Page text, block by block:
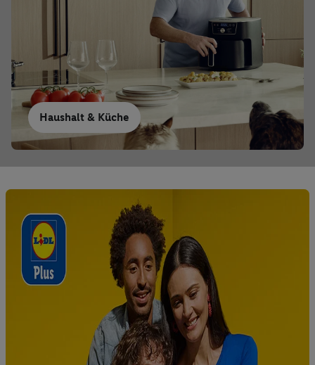
Haushalt & Küche